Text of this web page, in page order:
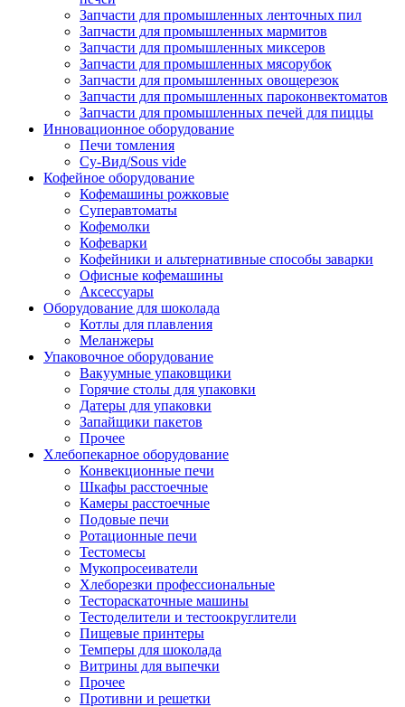
Запчасти для промышленных ленточных пил
Запчасти для промышленных мармитов
Запчасти для промышленных миксеров
Запчасти для промышленных мясорубок
Запчасти для промышленных овощерезок
Запчасти для промышленных пароконвектоматов
Запчасти для промышленных печей для пиццы
Инновационное оборудование
Печи томления
Су-Вид/Sous vide
Кофейное оборудование
Кофемашины рожковые
Суперавтоматы
Кофемолки
Кофеварки
Кофейники и альтернативные способы заварки
Офисные кофемашины
Аксессуары
Оборудование для шоколада
Котлы для плавления
Меланжеры
Упаковочное оборудование
Вакуумные упаковщики
Горячие столы для упаковки
Датеры для упаковки
Запайщики пакетов
Прочее
Хлебопекарное оборудование
Конвекционные печи
Шкафы расстоечные
Камеры расстоечные
Подовые печи
Ротационные печи
Тестомесы
Мукопросеиватели
Хлеборезки профессиональные
Тестораскаточные машины
Тестоделители и тестоокруглители
Пищевые принтеры
Темперы для шоколада
Витрины для выпечки
Прочее
Противни и решетки